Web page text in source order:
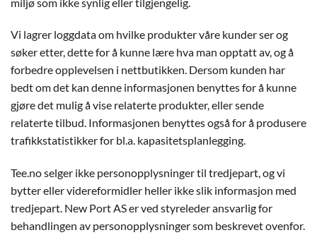
Vi lagrer loggdata om hvilke produkter våre kunder ser og
søker etter, dette for å kunne lære hva man opptatt av, og å
forbedre opplevelsen i nettbutikken. Dersom kunden har
bedt om det kan denne informasjonen benyttes for å kunne
gjøre det mulig å vise relaterte produkter, eller sende
relaterte tilbud. Informasjonen benyttes også for å produsere
trafikkstatistikker for bl.a. kapasitetsplanlegging.
Tee.no selger ikke personopplysninger til tredjepart, og vi
bytter eller videreformidler heller ikke slik informasjon med
tredjepart. New Port AS er ved styreleder ansvarlig for
behandlingen av personopplysninger som beskrevet ovenfor.